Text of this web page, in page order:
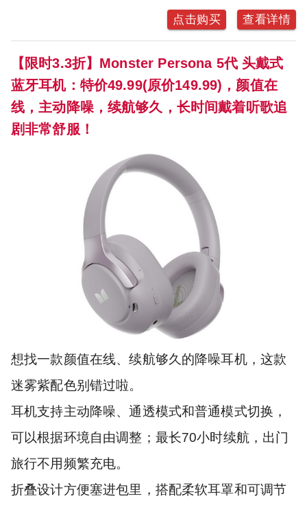
点击购买 查看详情
【限时3.3折】Monster Persona 5代 头戴式
蓝牙耳机：特价49.99(原价149.99)，颜值在
线，主动降噪，续航够久，长时间戴着听歌追
剧非常舒服！
想找一款颜值在线、续航够久的降噪耳机，这款
迷雾紫配色别错过啦。
耳机支持主动降噪、通透模式和普通模式切换，
可以根据环境自由调整；最长70小时续航，出门
旅行不用频繁充电。
折叠设计方便塞进包里，搭配柔软耳罩和可调节